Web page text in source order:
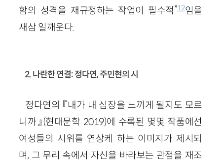
함의 성격을 재규정하는 작업이 필수적”12임을
새삼 일깨운다.
2. 나란한 연결: 정다연, 주민현의 시
정다연의 『내가 내 심장을 느끼게 될지도 모르
니까』(현대문학 2019)에 수록된 몇몇 작품에선
여성들의 시위를 연상케 하는 이미지가 제시되
며, 그 무리 속에서 자신을 바라보는 관점을 재조